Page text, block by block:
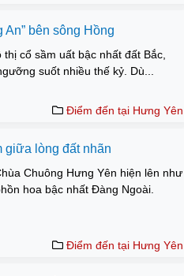
bên sông Hồng
cổ sầm uất bậc nhất đất Bắc,
suốt nhiều thế kỷ. Dù...
Điểm đến tại Hưng Yên
giữa lòng đất nhãn
Chuông Hưng Yên hiện lên như
hoa bậc nhất Đàng Ngoài.
Điểm đến tại Hưng Yên